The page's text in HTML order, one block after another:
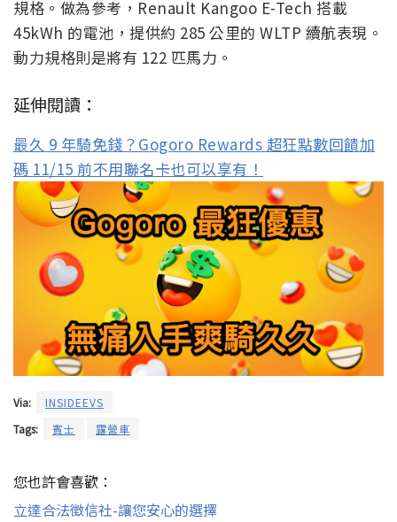
規格。做為參考，Renault Kangoo E-Tech 搭載
45kWh 的電池，提供約 285 公里的 WLTP 續航表現。
動力規格則是將有 122 匹馬力。
延伸閱讀：
最久 9 年騎免錢？Gogoro Rewards 超狂點數回饋加
碼 11/15 前不用聯名卡也可以享有！
Via:
INSIDEEVS
Tags:
賓士 露營車
您也許會喜歡：
立達合法徵信社-讓您安心的選擇